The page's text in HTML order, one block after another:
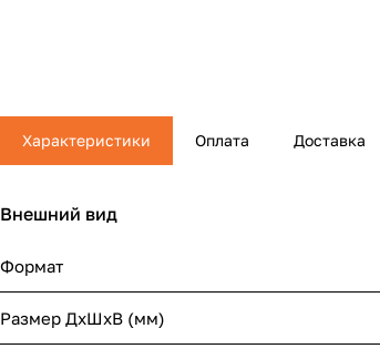
Характеристики Оплата Доставка
Внешний вид
Формат
Размер ДхШхВ (мм)